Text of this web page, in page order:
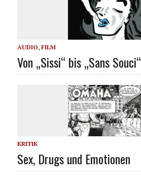
AUDIO, FILM
Von „Sissi“ bis „Sans Souci“
KRITIK
Sex, Drugs und Emotionen